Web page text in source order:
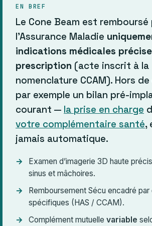
EN BREF
Le Cone Beam est remboursé
l’Assurance Maladie
indications médicales
prescription (acte inscrit à la
nomenclature CCAM). Hors
par exemple un bilan pré-
courant — la prise en charge
votre complémentaire santé,
jamais automatique.
Examen d’imagerie 3D haute
sinus et mâchoires.
Remboursement Sécu encadré
spécifiques (HAS / CCAM).
Complément mutuelle variable